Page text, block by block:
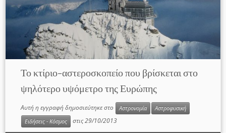
Το κτίριο–αστεροσκοπείο που βρίσκεται στο
ψηλότερο υψόμετρο της Ευρώπης
Αυτή η εγγραφή δημοσιεύτηκε στο Αστρονομία
Αστροφυσική
Ειδήσεις - Κόσμος
στις29/10/2013